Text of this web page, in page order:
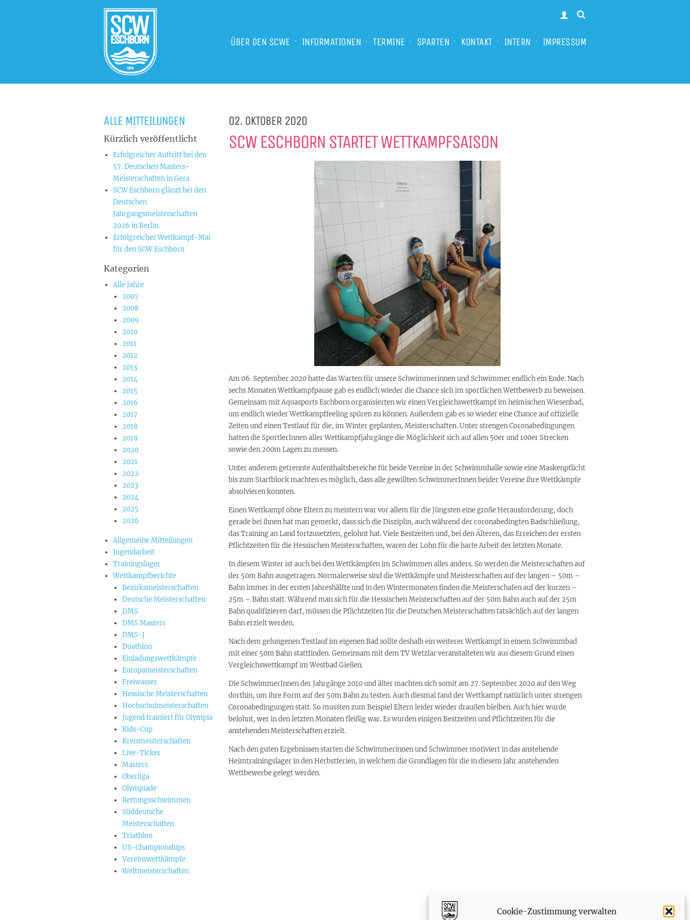
Cookie-Zustimmung verwalten
ÜBER DEN SCWE INFORMATIONEN TERMINE SPARTEN KONTAKT INTERN IMPRESSUM
02. OKTOBER 2020
SCW ESCHBORN STARTET WETTKAMPFSAISON
Am 06. September 2020 hatte das Warten für unsere Schwimmerinnen und Schwimmer endlich ein Ende. Nach
sechs Monaten Wettkampfpause gab es endlich wieder die Chance sich im sportlichen Wettbewerb zu beweisen.
Gemeinsam mit Aquasports Eschborn organisierten wir einen Vergleichswettkampf im heimischen Wiesenbad,
um endlich wieder Wettkampffeeling spüren zu können. Außerdem gab es so wieder eine Chance auf offizielle
Zeiten und einen Testlauf für die, im Winter geplanten, Meisterschaften. Unter strengen Coronabedingungen
hatten die SportlerInnen aller Wettkampfjahrgänge die Möglichkeit sich auf allen 50er und 100er Strecken
sowie den 200m Lagen zu messen.
Unter anderem getrennte Aufenthaltsbereiche für beide Vereine in der Schwimmhalle sowie eine Maskenpflicht
bis zum Startblock machten es möglich, dass alle gewillten SchwimmerInnen beider Vereine ihre Wettkämpfe
absolvieren konnten.
Einen Wettkampf ohne Eltern zu meistern war vor allem für die Jüngsten eine große Herausforderung, doch
gerade bei ihnen hat man gemerkt, dass sich die Disziplin, auch während der coronabedingten Badschließung,
das Training an Land fortzusetzten, gelohnt hat. Viele Bestzeiten und, bei den Älteren, das Erreichen der ersten
Pflichtzeiten für die Hessischen Meisterschaften, waren der Lohn für die harte Arbeit der letzten Monate.
In diesem Winter ist auch bei den Wettkämpfen im Schwimmen alles anders. So werden die Meisterschaften auf
der 50m Bahn ausgetragen. Normalerweise sind die Wettkämpfe und Meisterschaften auf der langen – 50m –
Bahn immer in der ersten Jahreshälfte und in den Wintermonaten finden die Meisterschafen auf der kurzen –
25m – Bahn statt. Während man sich für die Hessischen Meisterschaften auf der 50m Bahn auch auf der 25m
Bahn qualifizieren darf, müssen die Pflichtzeiten für die Deutschen Meisterschaften tatsächlich auf der langen
Bahn erzielt werden.
Nach dem gelungenen Testlauf im eigenen Bad sollte deshalb ein weiterer Wettkampf in einem Schwimmbad
mit einer 50m Bahn stattfinden. Gemeinsam mit dem TV Wetzlar veranstalteten wir aus diesem Grund einen
Vergleichswettkampf im Westbad Gießen.
Die SchwimmerInnen der Jahrgänge 2010 und älter machten sich somit am 27. September 2020 auf den Weg
dorthin, um ihre Form auf der 50m Bahn zu testen. Auch diesmal fand der Wettkampf natürlich unter strengen
Coronabedingungen statt. So mussten zum Beispiel Eltern leider wieder draußen bleiben. Auch hier wurde
belohnt, wer in den letzten Monaten fleißig war. Es wurden einigen Bestzeiten und Pflichtzeiten für die
anstehenden Meisterschaften erzielt.
Nach den guten Ergebnissen starten die Schwimmerinnen und Schwimmer motiviert in das anstehende
Heimtrainingslager in den Herbstferien, in welchem die Grundlagen für die in diesem Jahr anstehenden
Wettbewerbe gelegt werden.
ALLE MITTEILUNGEN
Kürzlich veröffentlicht
Erfolgreicher Auftritt bei den
57. Deutschen Masters-
Meisterschaften in Gera
SCW Eschborn glänzt bei den
Deutschen
Jahrgangsmeisterschaften
2026 in Berlin
Erfolgreicher Wettkampf-Mai
für den SCW Eschborn
Kategorien
Alle Jahre
2007
2008
2009
2010
2011
2012
2013
2014
2015
2016
2017
2018
2019
2020
2021
2022
2023
2024
2025
2026
Allgemeine Mitteilungen
Jugendarbeit
Trainingslager
Wettkampfberichte
Bezirksmeisterschaften
Deutsche Meisterschaften
DMS
DMS Masters
DMS-J
Duathlon
Einladungswettkämpfe
Europameisterschaften
Freiwasser
Hessische Meisterschaften
Hochschulmeisterschaften
Jugend trainiert für Olympia
Kids-Cup
Kreismeisterschaften
Live-Ticker
Masters
Oberliga
Olympiade
Rettungsschwimmen
Süddeutsche
Meisterschaften
Triathlon
US-Championships
Vereinswettkämpfe
Weltmeisterschaften